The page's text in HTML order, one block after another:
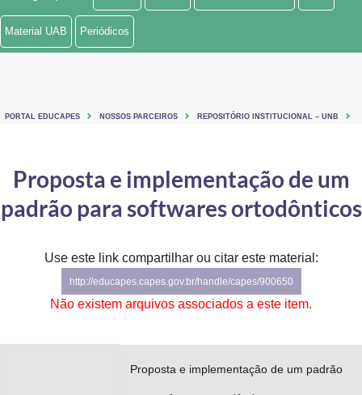
Ministério de Minas e Energia
Controladoria-Geral da União
Secretaria-Geral
Secretaria de Governo
Gabinete de Segurança Institucional
Material UAB Periódicos
PORTAL EDUCAPES NOSSOS PARCEIROS REPOSITÓRIO INSTITUCIONAL – UNB
Proposta e implementação de um
padrão para softwares ortodônticos
Use este link compartilhar ou citar este material:
http://educapes.capes.gov.br/handle/capes/900650
Não existem arquivos associados a este item.
Proposta e implementação de um padrão